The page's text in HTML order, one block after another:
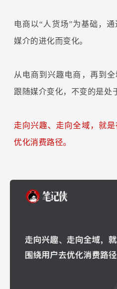
电商以“人货场”为基础，
媒介的进化而变化。
从电商到兴趣电商，再到
跟随媒介变化，不变的是处
走向兴趣、走向全域，就
优化消费路径。